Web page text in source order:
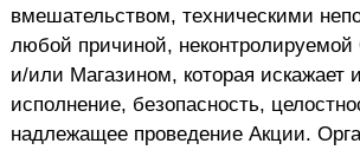
вмешательством, техническими
любой причиной, неконтролируемой
и/или Магазином, которая искажает
исполнение, безопасность,
надлежащее проведение Акции.